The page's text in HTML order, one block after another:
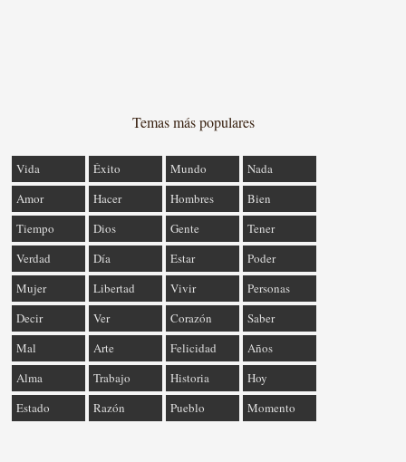
Temas más populares
Vida Éxito Mundo
Nada
Amor
Hacer Hombres
Bien
Tiempo
Dios Gente
Tener
Verdad
Día Estar
Poder
Mujer
Libertad Vivir
Personas
Decir
Ver Corazón
Saber
Mal
Arte Felicidad
Años
Alma
Trabajo Historia
Hoy
Estado
Razón Pueblo Momento